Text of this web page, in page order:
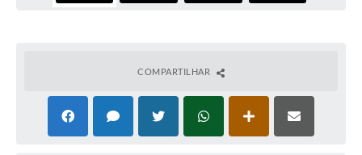
COMPARTILHAR